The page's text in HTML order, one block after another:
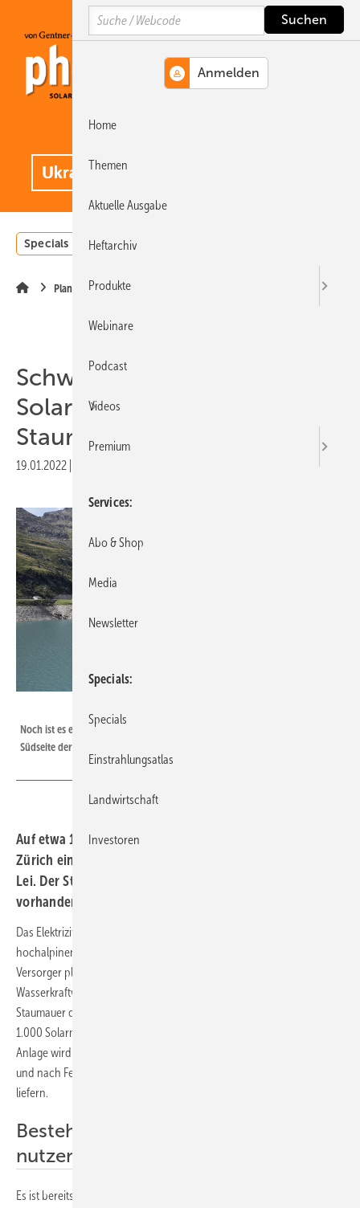
Hauptinhalt
Hauptmenü
SiteSearch
Specials Einstrahlungsatlas
Planung
Schweiz: EWZ baut weitere
Solaranlage an eine
Staumauer in den Alpen
19.01.2022
Noch ist es eine Bildmontage. Doch schon bald werden auch an der
Südseite der Staumauer des Lago di Lei Solarmodule Strom liefern.
Auf etwa 1.900 Metern Höhe baut das Elektrizitätswerk
Zürich eine Solaranlage an die Staumauer des Lago di
Lei. Der Strom wird über den Netzanschluss des schon
vorhandenen Wasserkraftwerks eingespeist.
Das Elektrizitätswerk Zürich (EWZ) sieht im Bau von Solaranalgen in
hochalpinen Regionen der Schweiz ein sicheres Standbein. Denn der
Versorger plant eine weitere Solaranlage an der Staumauer eines
Wasserkraftwerks hoch oben in den Bergen. An der 690 Meter langen
Staumauer des Lago di Lei in Graubünden will das Unternehmen über
1.000 Solarmodule mit einer Leistung von 350 Kilowatt anbringen. Die
Anlage wird die Staumauer auf einer Länge von 550 Metern bedecken
und nach Fertigstellung jedes Jahr etwa 380 Megawattstunden Strom
liefern.
Bestehende Infrastruktur optimal
nutzen
Es ist bereits die zweite Anlage dieser Art, die das EWZ fertigstellt. Die
Search
Home
Themen
Aktuelle Ausgabe
Heftarchiv
Produkte
Webinare
Podcast
Videos
Premium
Services
Abo & Shop
Media
Newsletter
Specials
Specials
Einstrahlungsatlas
Landwirtschaft
Investoren